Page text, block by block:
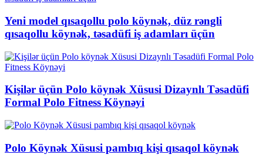
Yeni model qısaqollu polo köynək, düz rəngli
qısaqollu köynək, təsadüfi iş adamları üçün
Kişilər üçün Polo köynək Xüsusi Dizaynlı Təsadüfi
Formal Polo Fitness Köynəyi
Polo Köynək Xüsusi pambıq kişi qısaqol köynək